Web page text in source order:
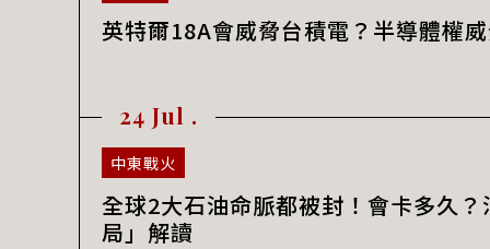
英特爾18A會威脅台積電？半導體權
24 Jul .
中東戰火
全球2大石油命脈都被封！會卡多久
局」解讀